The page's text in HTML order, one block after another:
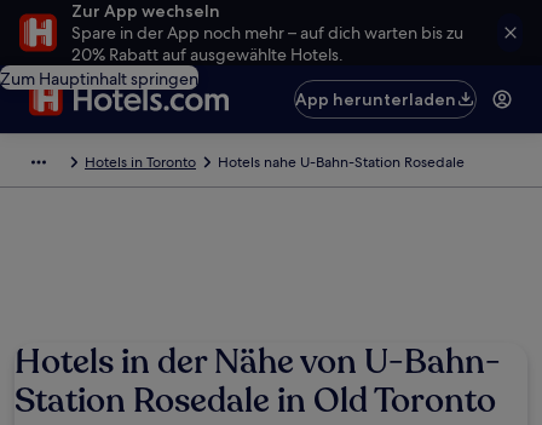
Zur App wechseln
Spare in der App noch mehr – auf dich warten bis zu
20% Rabatt auf ausgewählte Hotels.
Zum Hauptinhalt springen
App herunterladen
Hotels in Toronto Hotels nahe U-Bahn-Station Rosedale
Hotels in der Nähe von U-Bahn-
Station Rosedale in Old Toronto